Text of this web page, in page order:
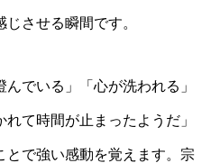
させる瞬間です。
でいる」「心が洗われる」
れて時間が止まったようだ」
とで強い感動を覚えます。宗